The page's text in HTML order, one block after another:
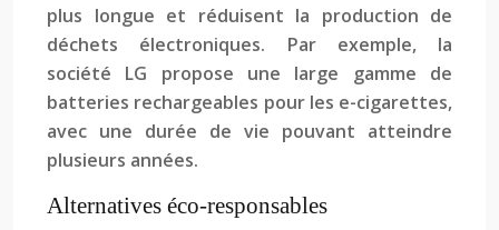
plus longue et réduisent la production de
déchets électroniques. Par exemple, la
société LG propose une large gamme de
batteries rechargeables pour les e-cigarettes,
avec une durée de vie pouvant atteindre
plusieurs années.
Alternatives éco-responsables